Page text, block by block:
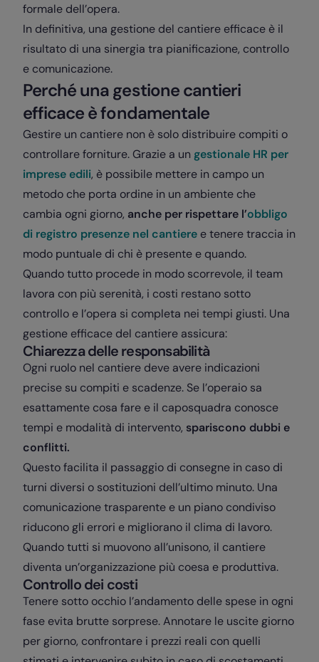
formale dell’opera.
In definitiva, una gestione del cantiere efficace è il
risultato di una sinergia tra pianificazione, controllo
e comunicazione.
Perché una gestione cantieri
efficace è fondamentale
Gestire un cantiere non è solo distribuire compiti o
controllare forniture. Grazie a un gestionale HR per
imprese edili, è possibile mettere in campo un
metodo che porta ordine in un ambiente che
cambia ogni giorno, anche per rispettare l’obbligo
di registro presenze nel cantiere e tenere traccia in
modo puntuale di chi è presente e quando.
Quando tutto procede in modo scorrevole, il team
lavora con più serenità, i costi restano sotto
controllo e l’opera si completa nei tempi giusti. Una
gestione efficace del cantiere assicura:
Chiarezza delle responsabilità
Ogni ruolo nel cantiere deve avere indicazioni
precise su compiti e scadenze. Se l’operaio sa
esattamente cosa fare e il caposquadra conosce
tempi e modalità di intervento, spariscono dubbi e
conflitti.
Questo facilita il passaggio di consegne in caso di
turni diversi o sostituzioni dell’ultimo minuto. Una
comunicazione trasparente e un piano condiviso
riducono gli errori e migliorano il clima di lavoro.
Quando tutti si muovono all’unisono, il cantiere
diventa un’organizzazione più coesa e produttiva.
Controllo dei costi
Tenere sotto occhio l’andamento delle spese in ogni
fase evita brutte sorprese. Annotare le uscite giorno
per giorno, confrontare i prezzi reali con quelli